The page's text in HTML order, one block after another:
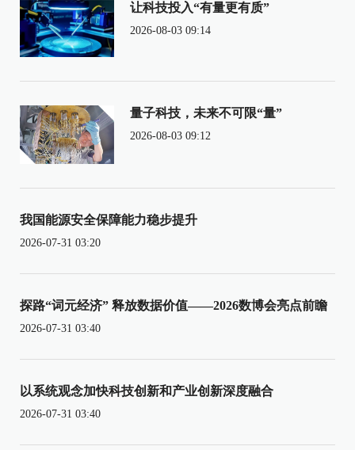
让科技投入“有量更有质”
2026-08-03 09:14
量子科技，未来不可限“量”
2026-08-03 09:12
我国能源安全保障能力稳步提升
2026-07-31 03:20
探路“词元经济” 释放数据价值——2026数博会亮点前瞻
2026-07-31 03:40
以系统观念加快科技创新和产业创新深度融合
2026-07-31 03:40